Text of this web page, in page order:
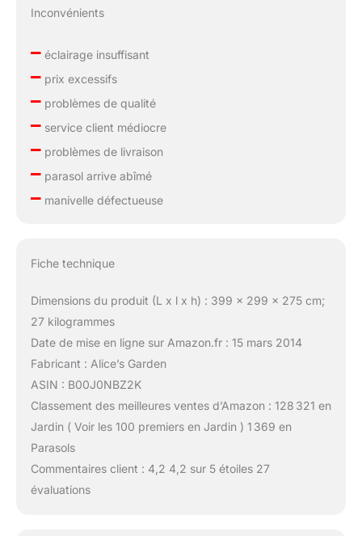
Inconvénients
–éclairage insuffisant
–prix excessifs
–problèmes de qualité
–service client médiocre
–problèmes de livraison
–parasol arrive abîmé
–manivelle défectueuse
Fiche technique
Dimensions du produit (L x l x h) : 399 x 299 x 275 cm;
27 kilogrammes
Date de mise en ligne sur Amazon.fr : 15 mars 2014
Fabricant : Alice’s Garden
ASIN : B00J0NBZ2K
Classement des meilleures ventes d’Amazon : 128 321 en
Jardin ( Voir les 100 premiers en Jardin ) 1 369 en
Parasols
Commentaires client : 4,2 4,2 sur 5 étoiles 27
évaluations